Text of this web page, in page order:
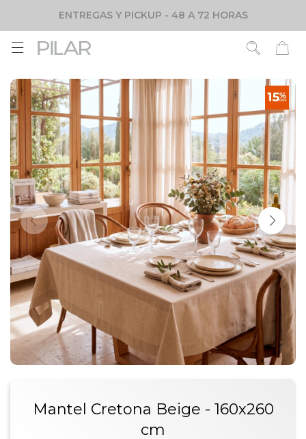
ENTREGAS Y PICKUP - 48 A 72 HORAS

Mantel Cretona Beige - 160x260
cm